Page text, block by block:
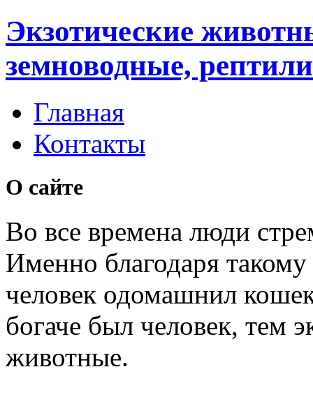
Экзотические
земноводные,
Главная
Контакты
О сайте
Во все времена люди
Именно благодаря
человек одомашнил
богаче был человек, тем
животные.